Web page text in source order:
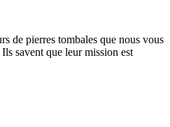
de pierres tombales que nous vous
savent que leur mission est